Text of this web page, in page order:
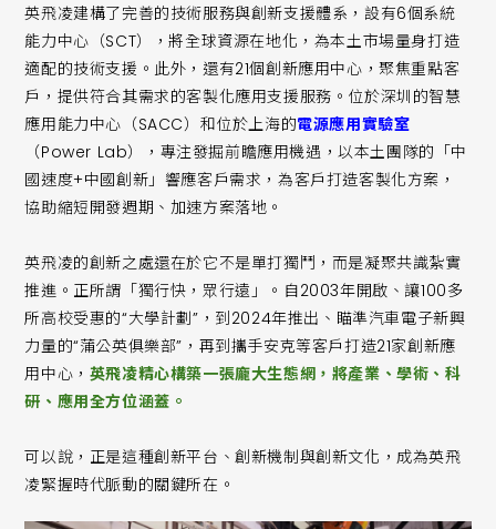
英飛凌建構了完善的技術服務與創新支援體系，設有6個系統
能力中心（SCT），將全球資源在地化，為本土市場量身打造
適配的技術支援。此外，還有21個創新應用中心，聚焦重點客
戶，提供符合其需求的客製化應用支援服務。位於深圳的智慧
應用能力中心（SACC）和位於上海的電源應用實驗室
（Power Lab），專注發掘前瞻應用機遇，以本土團隊的「中
國速度+中國創新」響應客戶需求，為客戶打造客製化方案，
協助縮短開發週期、加速方案落地。
英飛凌的創新之處還在於它不是單打獨鬥，而是凝聚共識紮實
推進。正所謂「獨行快，眾行遠」。自2003年開啟、讓100多
所高校受惠的“大學計劃”，到2024年推出、瞄準汽車電子新興
力量的“蒲公英俱樂部”，再到攜手安克等客戶打造21家創新應
用中心， 英飛凌精心構築一張龐大生態網，將產業、學術、科
研、應用全方位涵蓋。
可以說，正是這種創新平台、創新機制與創新文化，成為英飛
凌緊握時代脈動的關鍵所在。